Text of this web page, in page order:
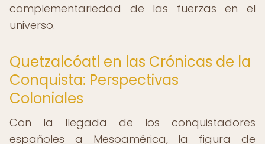
complementariedad de las fuerzas en el
universo.
Quetzalcóatl en las Crónicas de la
Conquista: Perspectivas
Coloniales
Con la llegada de los conquistadores
españoles a Mesoamérica, la figura de